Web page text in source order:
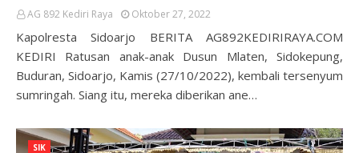
AG 892 Kediri Raya Oktober 27, 2022
Kapolresta Sidoarjo BERITA AG892KEDIRIRAYA.COM
KEDIRI Ratusan anak-anak Dusun Mlaten, Sidokepung,
Buduran, Sidoarjo, Kamis (27/10/2022), kembali tersenyum
sumringah. Siang itu, mereka diberikan ane…
SIK